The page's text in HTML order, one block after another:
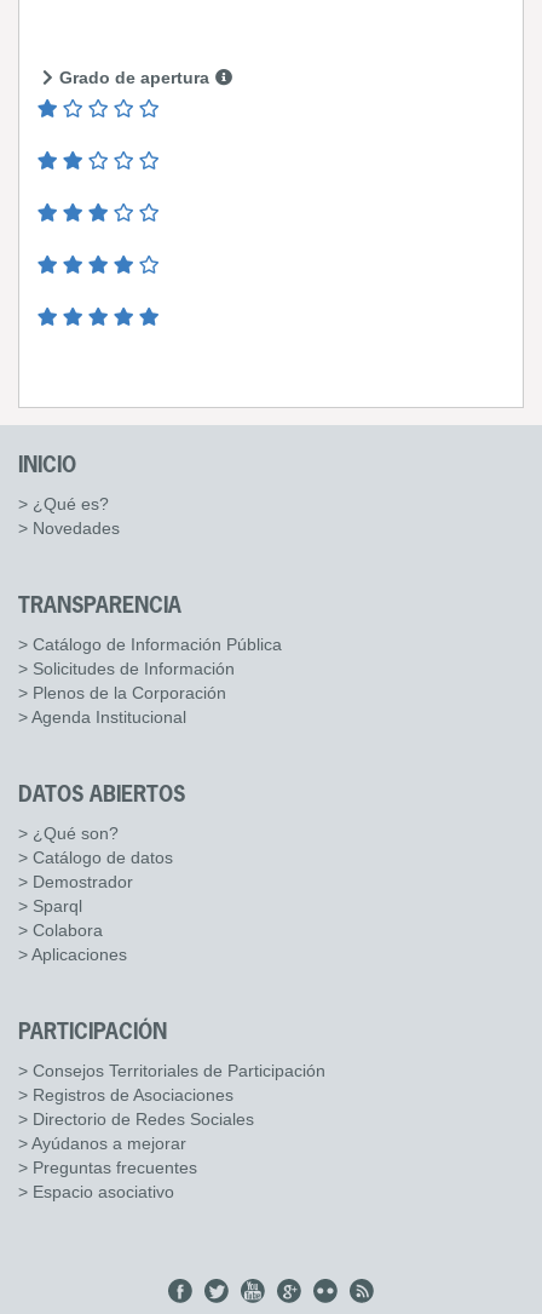
Grado de apertura
INICIO
> ¿Qué es?
> Novedades
TRANSPARENCIA
> Catálogo de Información Pública
> Solicitudes de Información
> Plenos de la Corporación
> Agenda Institucional
DATOS ABIERTOS
> ¿Qué son?
> Catálogo de datos
> Demostrador
> Sparql
> Colabora
> Aplicaciones
PARTICIPACIÓN
> Consejos Territoriales de Participación
> Registros de Asociaciones
> Directorio de Redes Sociales
> Ayúdanos a mejorar
> Preguntas frecuentes
> Espacio asociativo